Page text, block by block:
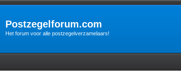
Postzegelforum.com
Het forum voor alle postzegelverzamelaars!